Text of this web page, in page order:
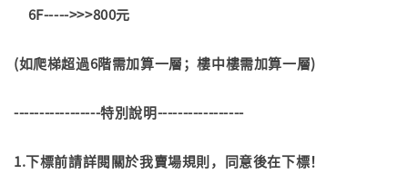
6F----->>>800元
(如爬梯超過6階需加算一層；樓中樓需加算一層)
-----------------特別說明-----------------
1.下標前請詳閱關於我賣場規則，同意後在下標！